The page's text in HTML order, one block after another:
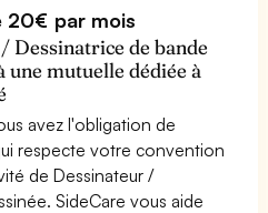
20€ par mois
Dessinatrice de bande
une mutuelle dédiée à
avez l'obligation de
respecte votre convention
de Dessinateur /
SideCare vous aide